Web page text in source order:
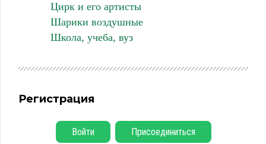
Цирк и его артисты
Шарики воздушные
Школа, учеба, вуз
Регистрация
Войти Присоединиться